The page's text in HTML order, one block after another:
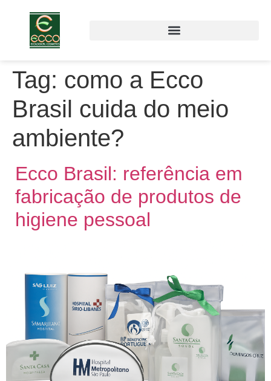
Tag: como a Ecco
Brasil cuida do meio
ambiente?
Ecco Brasil: referência em
fabricação de produtos de
higiene pessoal